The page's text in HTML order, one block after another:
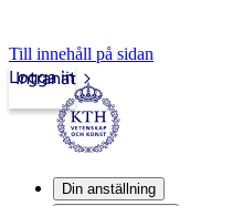
Till innehåll på sidan
Intranät
Logga in
Din anställning